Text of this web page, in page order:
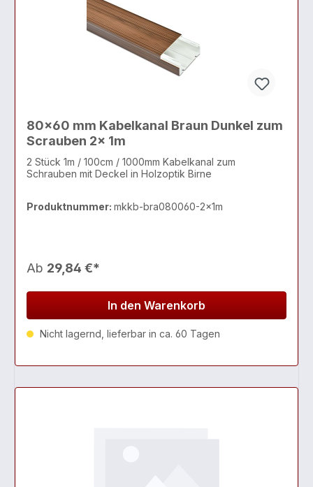
80x60 mm Kabelkanal Braun Dunkel zum
Scrauben 2x 1m
2 Stück 1m / 100cm / 1000mm Kabelkanal zum
Schrauben mit Deckel in Holzoptik Birne
Produktnummer: mkkb-bra080060-2x1m
Ab 29,84 €*
In den Warenkorb
Nicht lagernd, lieferbar in ca. 60 Tagen